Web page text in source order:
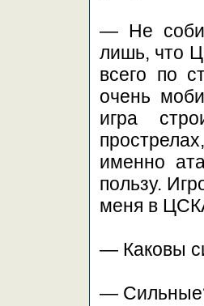
— Не
лишь, что
всего по
очень
игра
именно
пользу.
меня в
— Каковы
—